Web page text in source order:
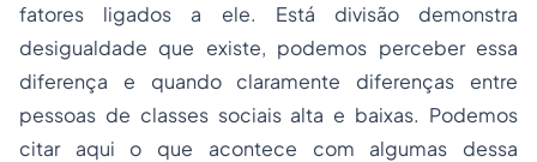
fatores ligados a ele. Está divisão demonstra
desigualdade que existe, podemos perceber essa
diferença e quando claramente diferenças entre
pessoas de classes sociais alta e baixas. Podemos
citar aqui o que acontece com algumas dessa